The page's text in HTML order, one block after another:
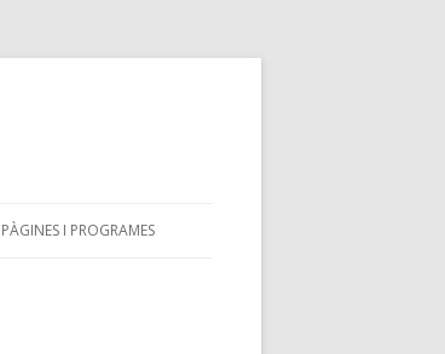
PÀGINES I PROGRAMES